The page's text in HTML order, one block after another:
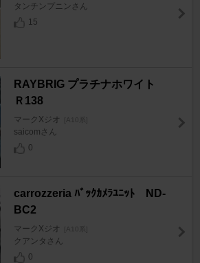
タンチンプニンさん
15
RAYBRIG プラチナホワイト
Ｒ138
マークXジオ [A10系]
saicomさん
0
carrozzeria ﾊﾞｯｸｶﾒﾗﾕﾆｯﾄ ND-
BC2
マークXジオ [A10系]
クアンタさん
0